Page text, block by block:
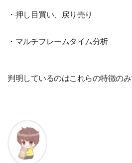
・押し目買い、戻り売り
・マルチフレームタイム分析
判明しているのはこれらの特徴のみ